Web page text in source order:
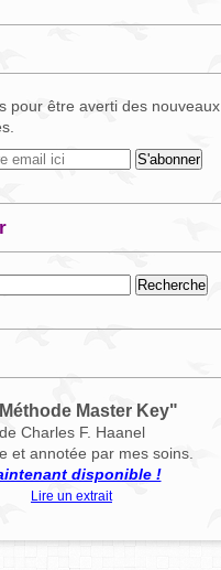
pour être averti des nouveaux
Master Key"
de Charles F. Haanel
et annotée par mes soins.
disponible !
Lire un extrait